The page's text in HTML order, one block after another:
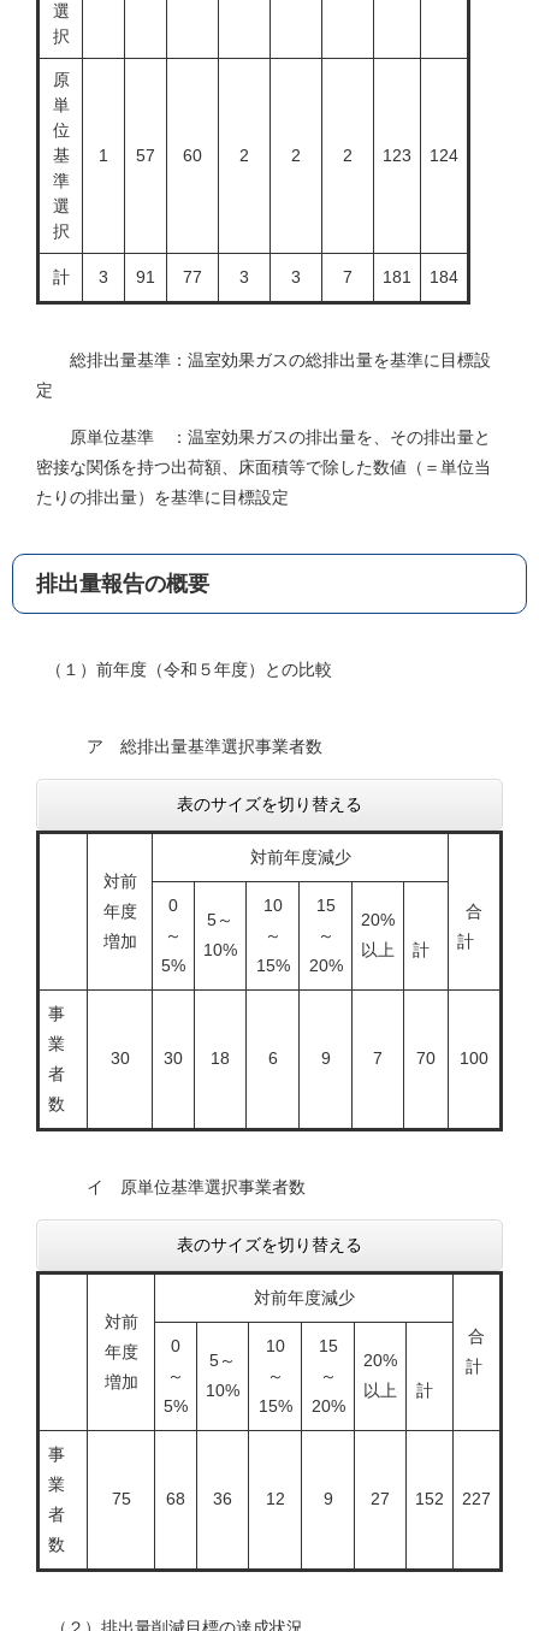
選
択
原
単
位
基
準
選
択
1 57 60 2 2 2 123 124
計 3 91 77 3 3 7 181 184
総排出量基準：温室効果ガスの総排出量を基準に目標設
定
原単位基準 ：温室効果ガスの排出量を、その排出量と
密接な関係を持つ出荷額、床面積等で除した数値（＝単位当
たりの排出量）を基準に目標設定
排出量報告の概要
（１）前年度（令和５年度）との比較
ア 総排出量基準選択事業者数
表のサイズを切り替える
対前
年度
増加
対前年度減少
合
計
0
～
5%
5～
10%
10
～
15%
15
～
20%
20%
以上
計
事
業
者
数
30 30 18 6 9 7 70 100
イ 原単位基準選択事業者数
表のサイズを切り替える
対前
年度
増加
対前年度減少
合
計
0
～
5%
5～
10%
10
～
15%
15
～
20%
20%
以上
計
事
業
者
数
75 68 36 12 9 27 152 227